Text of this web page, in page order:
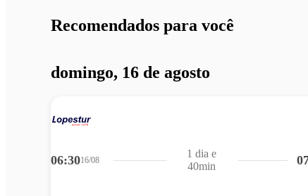
Recomendados para você
domingo, 16 de agosto
06:3016/08
1 dia e
40min